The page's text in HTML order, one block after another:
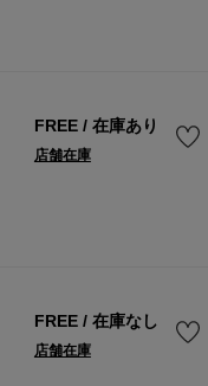
FREE/ 在庫あり
店舗在庫
FREE/ 在庫なし
店舗在庫